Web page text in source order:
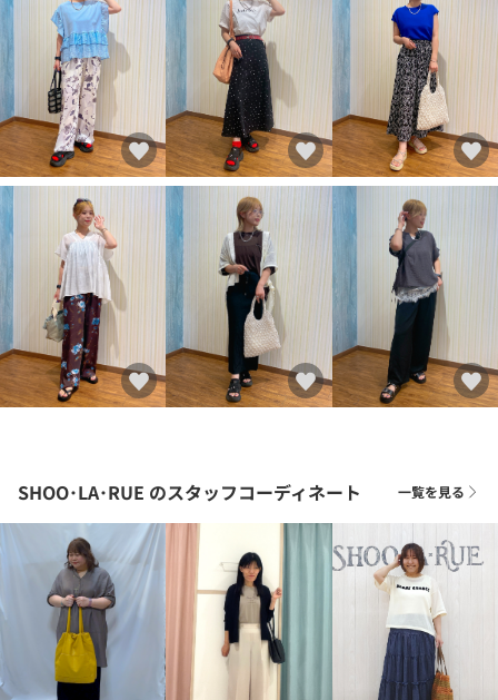
SHOO･LA･RUE のスタッフコーディネート 一覧を見る